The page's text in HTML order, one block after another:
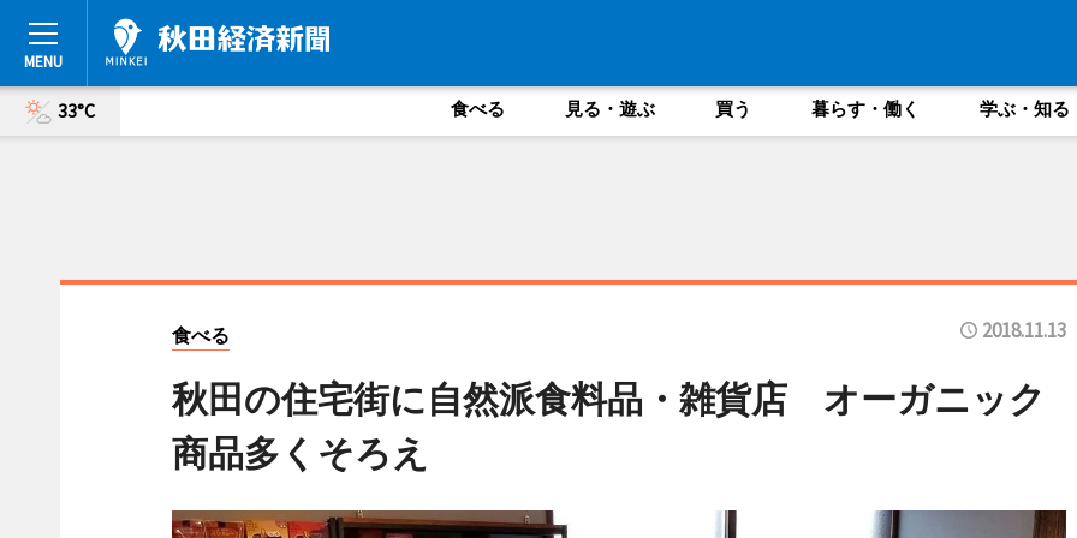
33°C 食べる 見る・遊ぶ 買う 暮らす・働く 学ぶ・知る
食べる 2018.11.13
秋田の住宅街に自然派食料品・雑貨店 オーガニック
商品多くそろえ